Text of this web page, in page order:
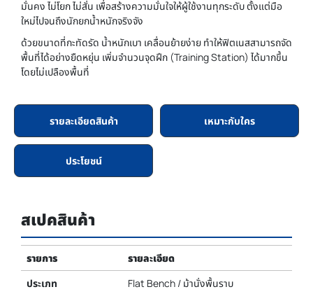
มั่นคง ไม่โยก ไม่สั่น เพื่อสร้างความมั่นใจให้ผู้ใช้งานทุกระดับ ตั้งแต่มือ
ใหม่ไปจนถึงนักยกน้ำหนักจริงจัง
ด้วยขนาดที่กะทัดรัด น้ำหนักเบา เคลื่อนย้ายง่าย ทำให้ฟิตเนสสามารถจัด
พื้นที่ได้อย่างยืดหยุ่น เพิ่มจำนวนจุดฝึก (Training Station) ได้มากขึ้น
โดยไม่เปลืองพื้นที่
รายละเอียดสินค้า เหมาะกับใคร
ประโยชน์
สเปคสินค้า
รายการ
รายละเอียด
ประเภท
Flat Bench / ม้านั่งพื้นราบ